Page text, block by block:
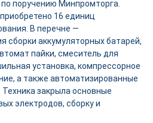
поручению Минпромторга.
16 единиц
В перечне —
сборки аккумуляторных батарей,
пайки, смеситель для
установка, компрессорное
а также автоматизированные
закрыла основные
электродов, сборку и